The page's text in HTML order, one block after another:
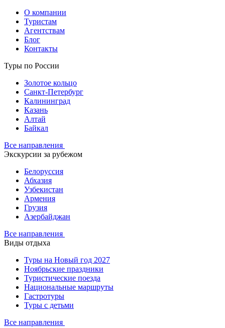
О компании
Туристам
Агентствам
Блог
Контакты
Туры по России
Золотое кольцо
Санкт-Петербург
Калининград
Казань
Алтай
Байкал
Все направления
Экскурсии за рубежом
Белоруссия
Абхазия
Узбекистан
Армения
Грузия
Азербайджан
Все направления
Виды отдыха
Туры на Новый год 2027
Ноябрьские праздники
Туристические поезда
Национальные маршруты
Гастротуры
Туры с детьми
Все направления